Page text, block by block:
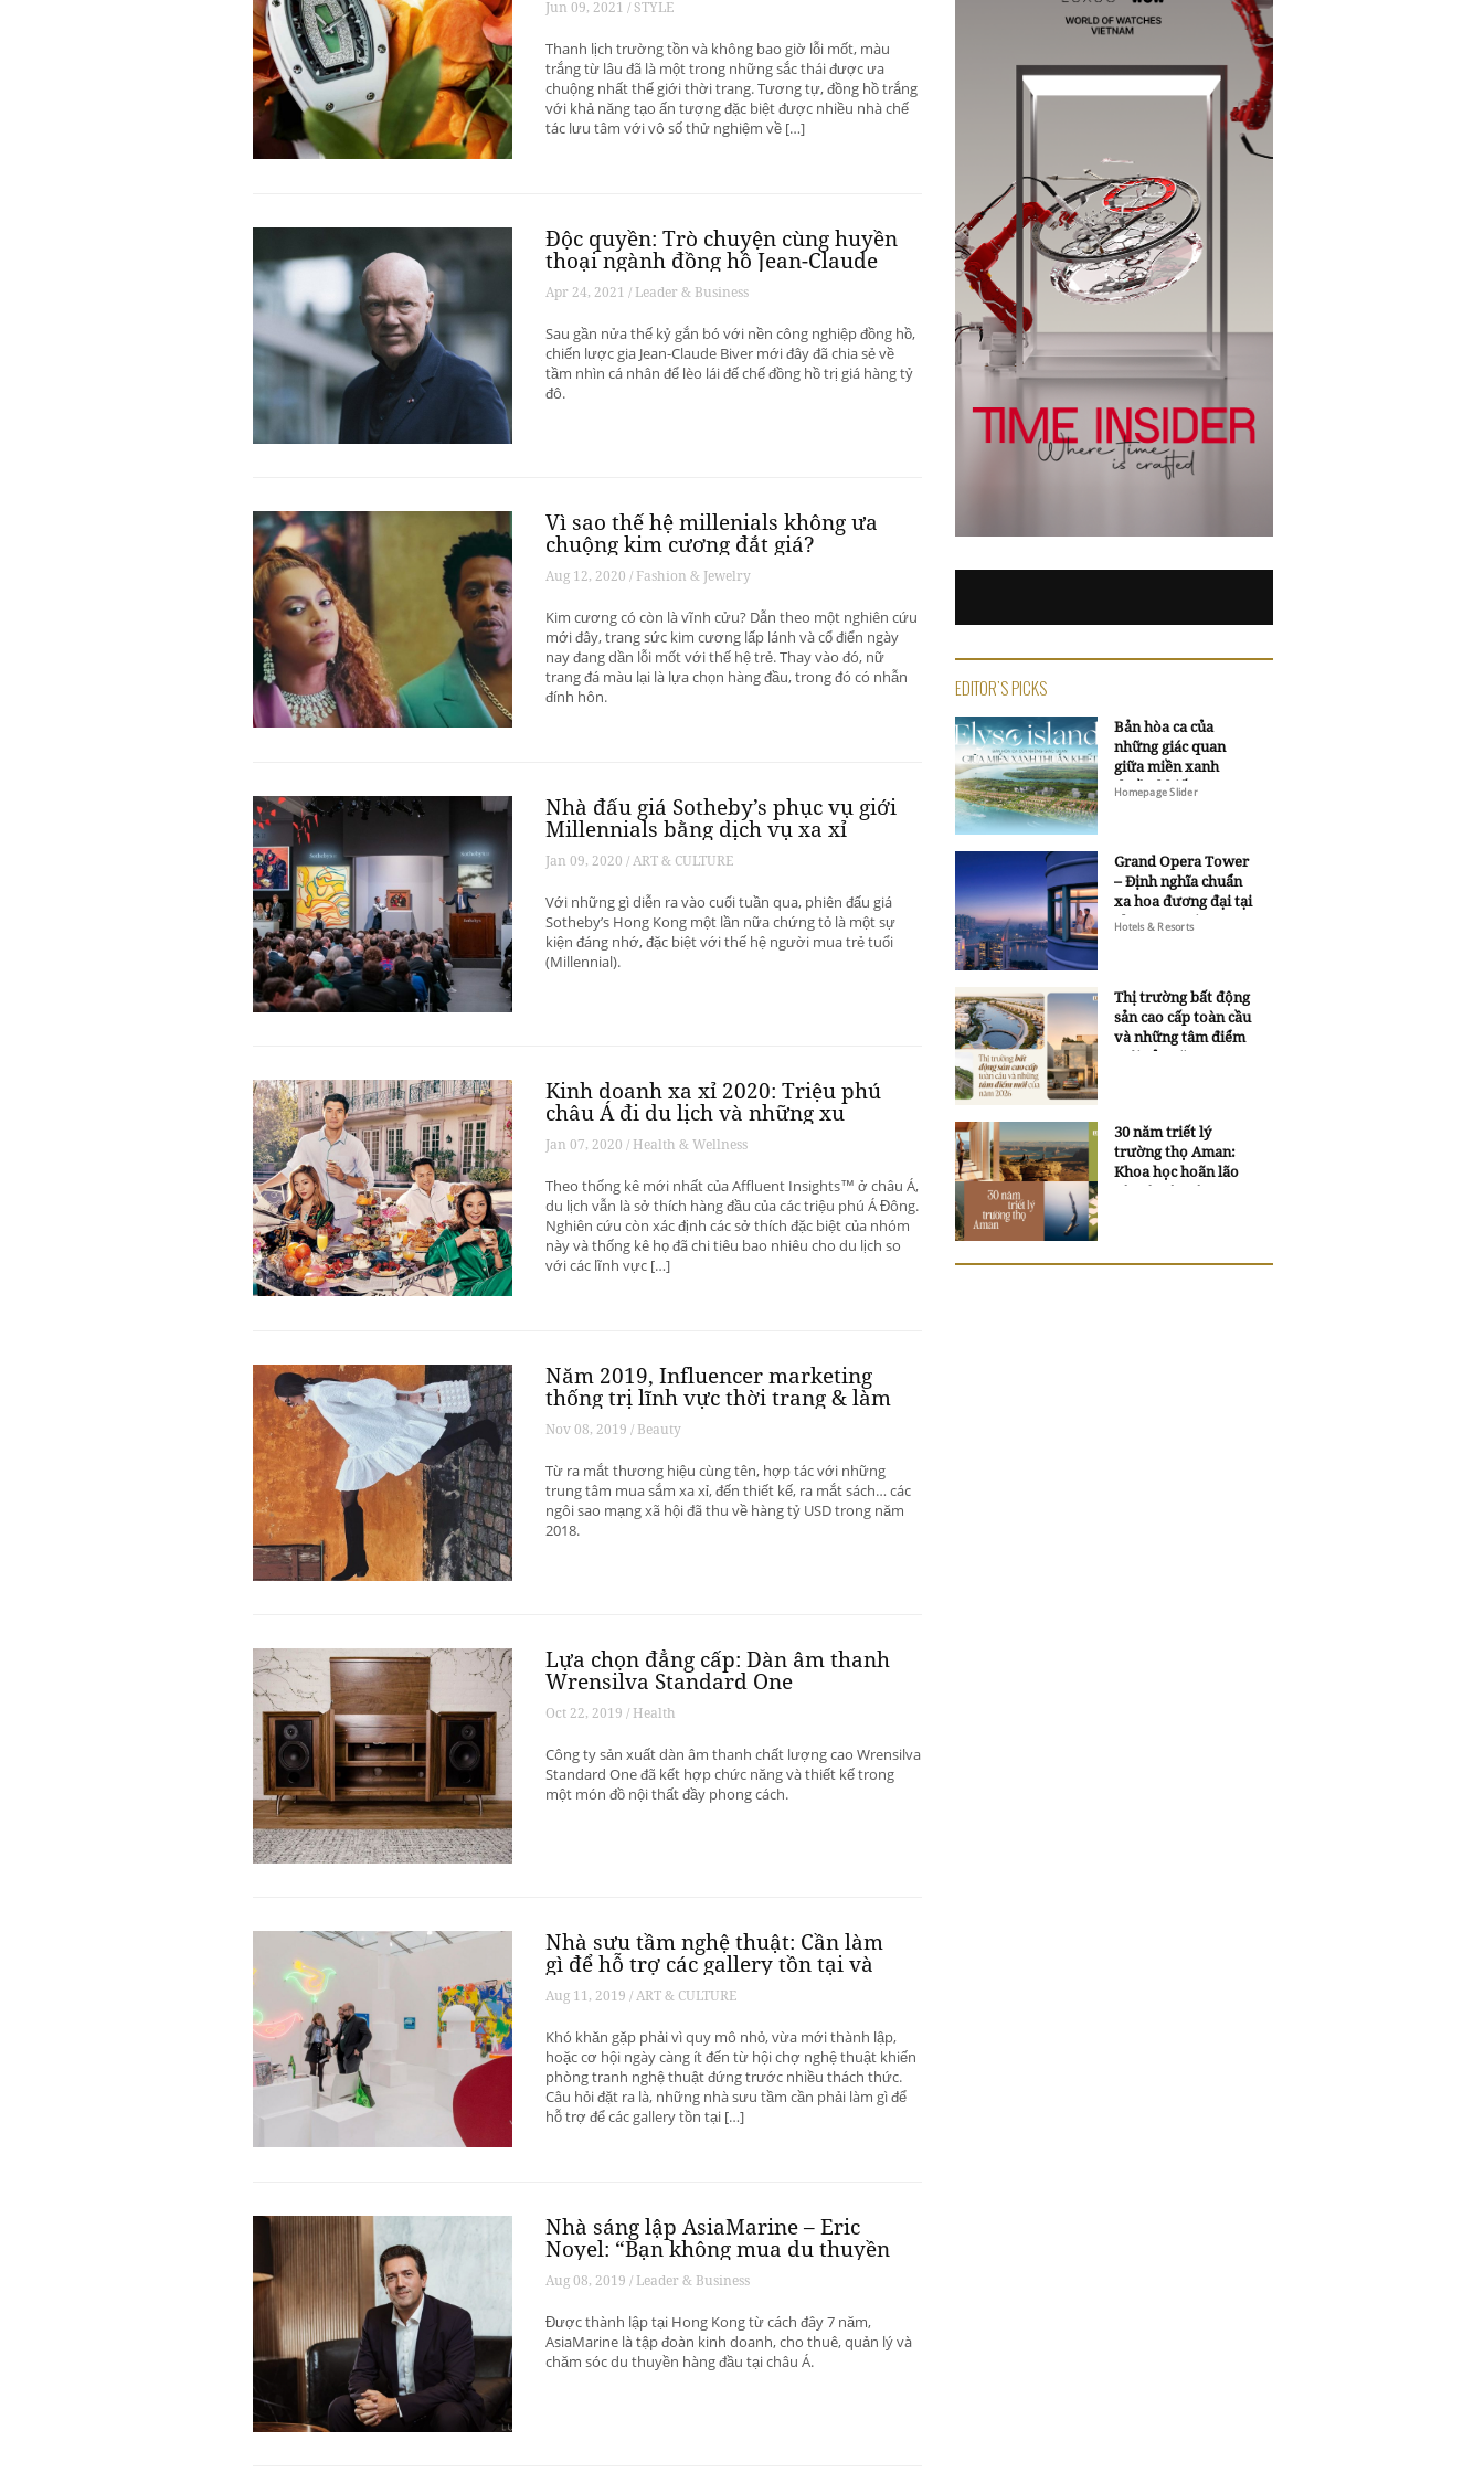
Jun 09, 2021 / STYLE
Thanh lịch trường tồn và không bao giờ lỗi mốt, màu
trắng từ lâu đã là một trong những sắc thái được ưa
chuộng nhất thế giới thời trang. Tương tự, đồng hồ trắng
với khả năng tạo ấn tượng đặc biệt được nhiều nhà chế
tác lưu tâm với vô số thử nghiệm về […]
Độc quyền: Trò chuyện cùng huyền
thoại ngành đồng hồ Jean-Claude
Biver
Apr 24, 2021 / Leader & Business
Sau gần nửa thế kỷ gắn bó với nền công nghiệp đồng hồ,
chiến lược gia Jean-Claude Biver mới đây đã chia sẻ về
tầm nhìn cá nhân để lèo lái đế chế đồng hồ trị giá hàng tỷ
đô.
Vì sao thế hệ millenials không ưa
chuộng kim cương đắt giá?
Aug 12, 2020 / Fashion & Jewelry
Kim cương có còn là vĩnh cửu? Dẫn theo một nghiên cứu
mới đây, trang sức kim cương lấp lánh và cổ điển ngày
nay đang dần lỗi mốt với thế hệ trẻ. Thay vào đó, nữ
trang đá màu lại là lựa chọn hàng đầu, trong đó có nhẫn
đính hôn.
Nhà đấu giá Sotheby’s phục vụ giới
Millennials bằng dịch vụ xa xỉ
Jan 09, 2020 / ART & CULTURE
Với những gì diễn ra vào cuối tuần qua, phiên đấu giá
Sotheby’s Hong Kong một lần nữa chứng tỏ là một sự
kiện đáng nhớ, đặc biệt với thế hệ người mua trẻ tuổi
(Millennial).
Kinh doanh xa xỉ 2020: Triệu phú
châu Á đi du lịch và những xu
hướng có thể thay đổi ngành du
lịch thượng lưu
Jan 07, 2020 / Health & Wellness
Theo thống kê mới nhất của Affluent Insights™ ở châu Á,
du lịch vẫn là sở thích hàng đầu của các triệu phú Á Đông.
Nghiên cứu còn xác định các sở thích đặc biệt của nhóm
này và thống kê họ đã chi tiêu bao nhiêu cho du lịch so
với các lĩnh vực […]
Năm 2019, Influencer marketing
thống trị lĩnh vực thời trang & làm
đẹp
Nov 08, 2019 / Beauty
Từ ra mắt thương hiệu cùng tên, hợp tác với những
trung tâm mua sắm xa xỉ, đến thiết kế, ra mắt sách… các
ngôi sao mạng xã hội đã thu về hàng tỷ USD trong năm
2018.
Lựa chọn đẳng cấp: Dàn âm thanh
Wrensilva Standard One
Oct 22, 2019 / Health
Công ty sản xuất dàn âm thanh chất lượng cao Wrensilva
Standard One đã kết hợp chức năng và thiết kế trong
một món đồ nội thất đầy phong cách.
Nhà sưu tầm nghệ thuật: Cần làm
gì để hỗ trợ các gallery tồn tại và
phát triển? – Phần 1
Aug 11, 2019 / ART & CULTURE
Khó khăn gặp phải vì quy mô nhỏ, vừa mới thành lập,
hoặc cơ hội ngày càng ít đến từ hội chợ nghệ thuật khiến
phòng tranh nghệ thuật đứng trước nhiều thách thức.
Câu hỏi đặt ra là, những nhà sưu tầm cần phải làm gì để
hỗ trợ để các gallery tồn tại […]
Nhà sáng lập AsiaMarine – Eric
Noyel: “Bạn không mua du thuyền
để đầu tư sinh lời”
Aug 08, 2019 / Leader & Business
Được thành lập tại Hong Kong từ cách đây 7 năm,
AsiaMarine là tập đoàn kinh doanh, cho thuê, quản lý và
chăm sóc du thuyền hàng đầu tại châu Á.
EDITOR'S PICKS
Bản hòa ca của
những giác quan
giữa miền xanh
thuần khiết
Homepage Slider
Grand Opera Tower
– Định nghĩa chuẩn
xa hoa đương đại tại
Sheraton Saigon
Hotels & Resorts
Thị trường bất động
sản cao cấp toàn cầu
và những tâm điểm
mới của năm 2026
30 năm triết lý
trường thọ Aman:
Khoa học hoãn lão
và trí tuệ ngàn xưa